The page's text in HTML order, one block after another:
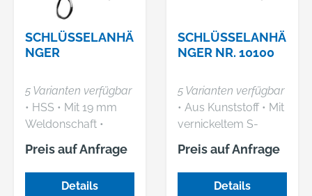
SCHLÜSSELANHÄ
NGER
5 Varianten verfügbar
• HSS • Mit 19 mm
Weldonschaft •
Innenbohrung 6,35
mm • Kernbohrer
zerspant nur einen
dünnen Materialring •
Preis auf Anfrage
Details
SCHLÜSSELANHÄ
NGER NR. 10100
5 Varianten verfügbar
• Aus Kunststoff • Mit
vernickeltem S-
Haken
Preis auf Anfrage
Details